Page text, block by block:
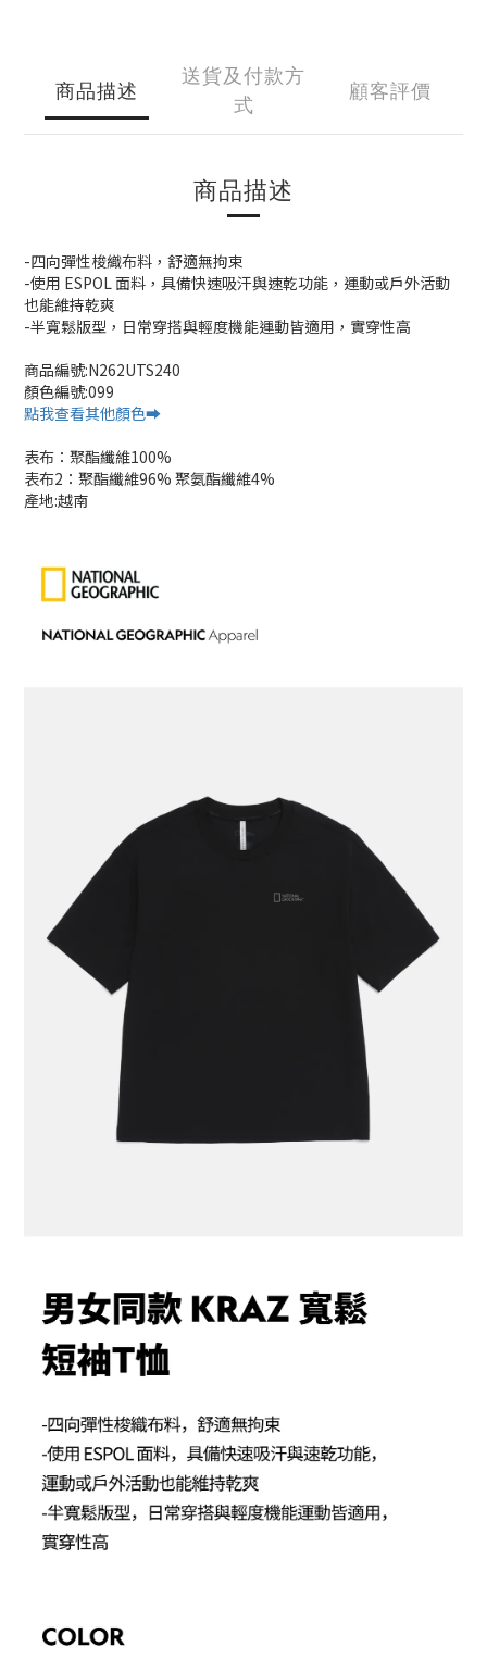
商品描述
送貨及付款方
式
顧客評價
商品描述
-四向彈性梭織布料，舒適無拘束
-使用 ESPOL 面料，具備快速吸汗與速乾功能，運動或戶外活動
也能維持乾爽
-半寬鬆版型，日常穿搭與輕度機能運動皆適用，實穿性高
商品編號:N262UTS240
顏色編號:099
點我查看其他顏色➡️
表布：聚酯纖維100%
表布2：聚酯纖維96% 聚氨酯纖維4%
產地:越南